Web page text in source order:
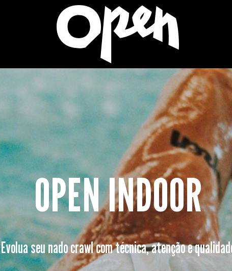
OPEN INDOOR
Evolua seu nado crawl com técnica, atenção e